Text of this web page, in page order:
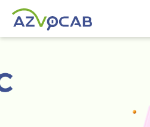
Từ vựng ôn thi